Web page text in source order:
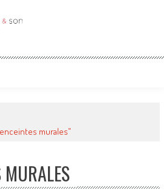
murales"
MURALES